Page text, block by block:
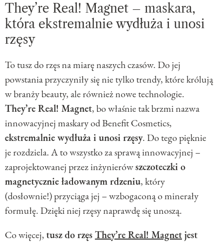
They’re Real! Magnet – maskara,
która ekstremalnie wydłuża i unosi
rzęsy
To tusz do rzęs na miarę naszych czasów. Do jej
powstania przyczyniły się nie tylko trendy, które królują
w branży beauty, ale również nowe technologie.
They’re Real! Magnet, bo właśnie tak brzmi nazwa
innowacyjnej maskary od Benefit Cosmetics,
ekstremalnie wydłuża i unosi rzęsy. Do tego pięknie
je rozdziela. A to wszystko za sprawą innowacyjnej –
zaprojektowanej przez inżynierówszczoteczki o
magnetycznie ładowanym rdzeniu, który
(dosłownie!) przyciąga jej – wzbogaconą o minerały
formułę. Dzięki niej rzęsy naprawdę się unoszą.
Co więcej,tusz do rzęsThey’re Real! Magnetjest